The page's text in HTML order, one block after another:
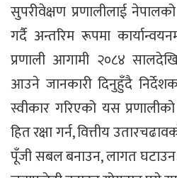
सुपरीवेक्षण प्रणालीलाई
गर्दै अन्तरिम रूपमा
प्रणाली आगामी २०८४
आउने जानकारी दिनुहुँदै
स्वीकार गरिएको यस
हित रक्षा गर्न, वित्तीय
पूँजी सबल बनाउन, लागत घटाउन